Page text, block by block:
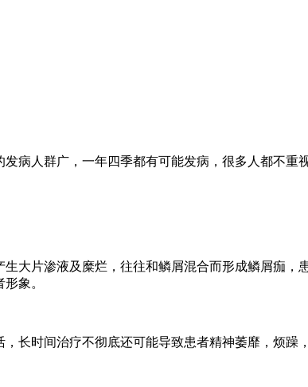
病人群广，一年四季都有可能发病，很多人都不重
片渗液及糜烂，往往和鳞屑混合而形成鳞屑痂，
象。
时间治疗不彻底还可能导致患者精神萎靡，烦躁，